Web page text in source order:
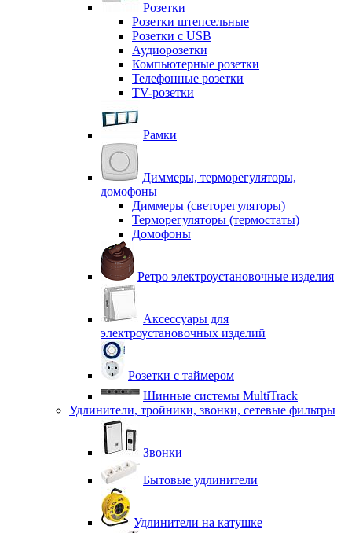
Розетки
Розетки штепсельные
Розетки с USB
Аудиорозетки
Компьютерные розетки
Телефонные розетки
TV-розетки
Рамки
Диммеры, терморегуляторы,
домофоны
Диммеры (светорегуляторы)
Терморегуляторы (термостаты)
Домофоны
Ретро электроустановочные изделия
Аксессуары для
электроустановочных изделий
Розетки с таймером
Шинные системы MultiTrack
Удлинители, тройники, звонки, сетевые фильтры
Звонки
Бытовые удлинители
Удлинители на катушке